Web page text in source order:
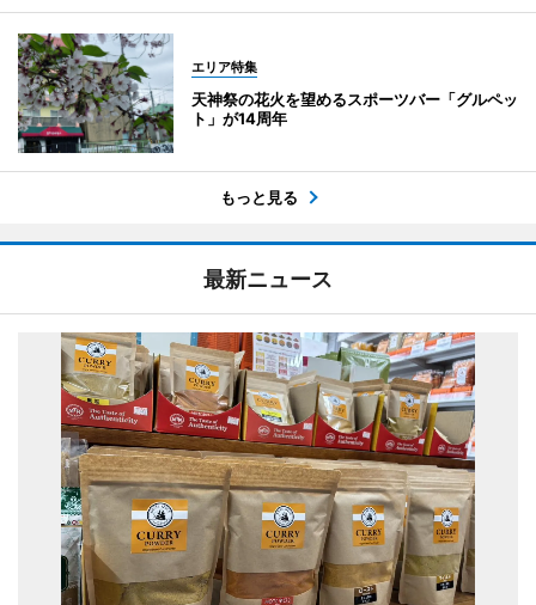
エリア特集
天神祭の花火を望めるスポーツバー「グルペッ
ト」が14周年
もっと見る
最新ニュース